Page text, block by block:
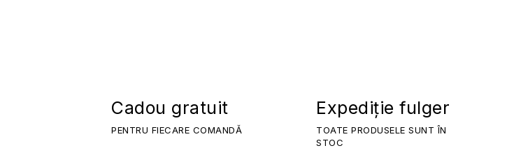
Cadou gratuit
PENTRU FIECARE COMANDĂ
Expediție fulger
TOATE PRODUSELE SUNT ÎN
STOC